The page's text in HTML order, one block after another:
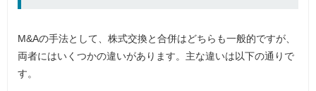
M&Aの手法として、株式交換と合併はどちらも一般的ですが、
両者にはいくつかの違いがあります。主な違いは以下の通りで
す。